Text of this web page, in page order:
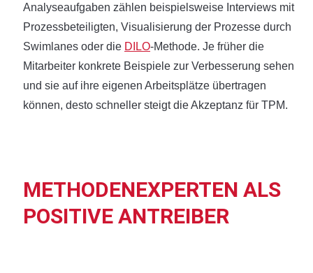
Analyseaufgaben zählen beispielsweise Interviews mit
Prozessbeteiligten, Visualisierung der Prozesse durch
Swimlanes oder die DILO-Methode. Je früher die
Mitarbeiter konkrete Beispiele zur Verbesserung sehen
und sie auf ihre eigenen Arbeitsplätze übertragen
können, desto schneller steigt die Akzeptanz für TPM.
METHODENEXPERTEN ALS
POSITIVE ANTREIBER